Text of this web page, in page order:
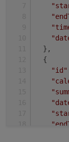
  },
  {
"id"